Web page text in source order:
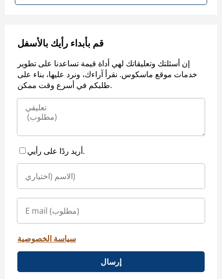
قم بأبداء رأيك بالأسفل
إن أسئلتك وتعليقاتك لهي أداة قيمة تساعدنا على تطوير
خدمات موقع ماسكوس. نقرأ آراءك، ونرد عليها، بناء على
طلبكم في أسرع وقت ممكن.
أريد ردًا على رأيي.
سياسة الخصوصية
إرسال